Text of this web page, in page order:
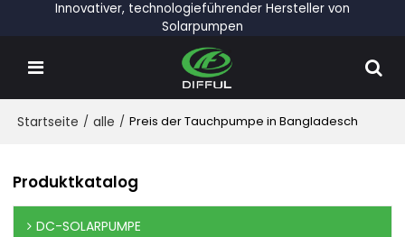
Innovativer, technologieführender Hersteller von
Solarpumpen
Startseite / alle / Preis der Tauchpumpe in Bangladesch
Produktkatalog
DC-SOLARPUMPE